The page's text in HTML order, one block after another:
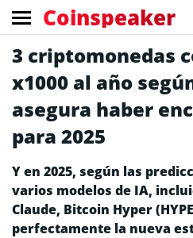
Coinspeaker
3 criptomonedas
x1000 al año
asegura haber
para 2025
Y en 2025, según las
varios modelos de IA,
Claude, Bitcoin Hyper
perfectamente la nueva